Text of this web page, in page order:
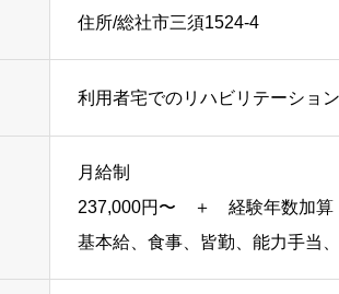
住所/総社市三須1524-4
利用者宅でのリハビリテーション
月給制
237,000円〜 ＋ 経験年数加算
基本給、食事、皆勤、能力手当